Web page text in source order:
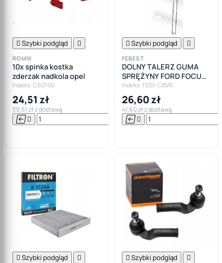
 Szybki podgląd 
ROMIX
10x spinka kostka
zderzak nadkola opel
Indeks: C60100
24,51 zł
39,51 zł z dostawą
  

 Szybki podgląd 
FEBEST
DOLNY TALERZ GUMA
SPRĘŻYNY FORD FOCUS
II III MK2 MK3 C-MAX
KUGA I
Indeks: FDSI-CBVR
26,60 zł
41,60 zł z dostawą
 
 Szybki podgląd   Szybki podgląd 